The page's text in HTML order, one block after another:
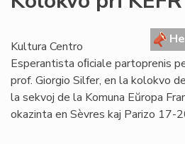
Kultura Centro
Esperantista oﬁciale partoprenis
prof. Giorgio Silfer, en la kolokvo
la sekvoj de la Komuna Eŭropa
okazinta en Sèvres kaj Parizo 17-